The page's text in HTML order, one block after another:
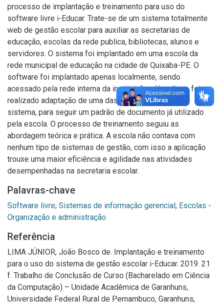
processo de implantação e treinamento para uso do
software livre i-Educar. Trate-se de um sistema totalmente
web de gestão escolar para auxiliar as secretarias de
educação, escolas da rede publica, bibliotecas, alunos e
servidores. O sistema foi implantado em uma escola da
rede municipal de educação na cidade de Quixaba-PE. O
software foi implantado apenas localmente, sendo
acessado pela rede interna da instituição, além disso foi
realizado adaptação de uma das funcionalidades do
sistema, para seguir um padrão de documento já utilizado
pela escola. O processo de treinamento seguiu as
abordagem teórica e prática. A escola não contava com
nenhum tipo de sistemas de gestão, com isso a aplicação
trouxe uma maior eficiência e agilidade nas atividades
desempenhadas na secretaria escolar.
Palavras-chave
Software livre; Sistemas de informação gerencial; Escolas -
Organização e administração
Referência
LIMA JÚNIOR, João Bosco de. Implantação e treinamento
para o uso do sistema de gestão escolar i-Educar. 2019. 21
f. Trabalho de Conclusão de Curso (Bacharelado em Ciência
da Computação) – Unidade Acadêmica de Garanhuns,
Universidade Federal Rural de Pernambuco, Garanhuns,